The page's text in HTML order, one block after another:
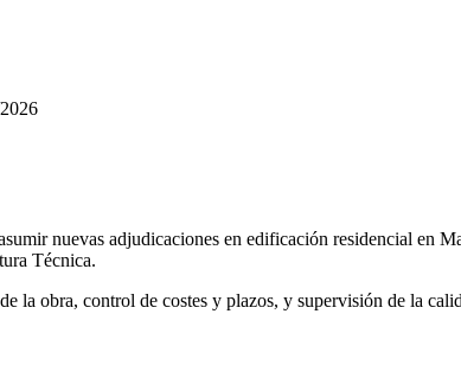
nuevas adjudicaciones en edificación residencial en
Técnica.
la obra, control de costes y plazos, y supervisión de la